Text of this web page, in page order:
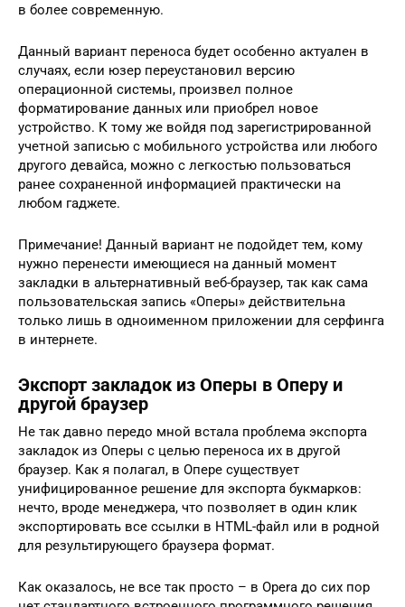
в более современную.
Данный вариант переноса будет особенно актуален в
случаях, если юзер переустановил версию
операционной системы, произвел полное
форматирование данных или приобрел новое
устройство. К тому же войдя под зарегистрированной
учетной записью с мобильного устройства или любого
другого девайса, можно с легкостью пользоваться
ранее сохраненной информацией практически на
любом гаджете.
Примечание! Данный вариант не подойдет тем, кому
нужно перенести имеющиеся на данный момент
закладки в альтернативный веб-браузер, так как сама
пользовательская запись «Оперы» действительна
только лишь в одноименном приложении для серфинга
в интернете.
Экспорт закладок из Оперы в Оперу и
другой браузер
Не так давно передо мной встала проблема экспорта
закладок из Оперы с целью переноса их в другой
браузер. Как я полагал, в Опере существует
унифицированное решение для экспорта букмарков:
нечто, вроде менеджера, что позволяет в один клик
экспортировать все ссылки в HTML-файл или в родной
для результирующего браузера формат.
Как оказалось, не все так просто – в Opera до сих пор